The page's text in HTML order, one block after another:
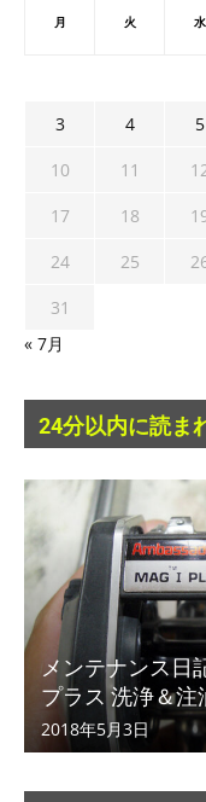
月 火 水
3
4 5
10
11
17
18
24
25
31
« 7月
24分以内に読ま
メンテナンス日
プラス 洗浄＆注
2018年5月3日